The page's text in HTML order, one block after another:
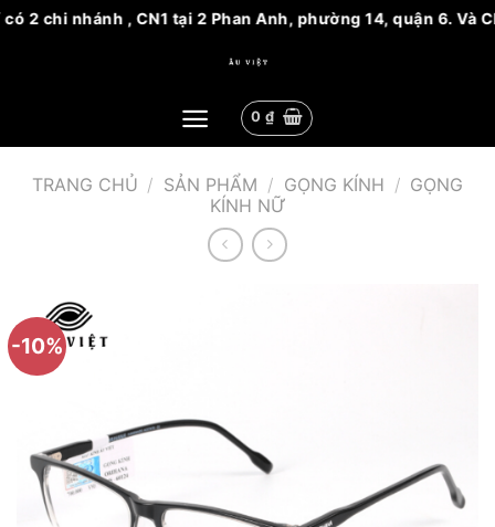
nhánh , CN1 tại 2 Phan Anh, phường 14, quận 6. Và
0 ₫
TRANG CHỦ / SẢN PHẨM / GỌNG KÍNH / GỌNG
KÍNH NỮ
-10%